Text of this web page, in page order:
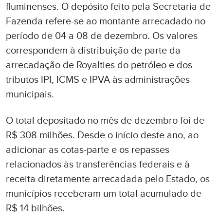
fluminenses. O depósito feito pela Secretaria de
Fazenda refere-se ao montante arrecadado no
período de 04 a 08 de dezembro. Os valores
correspondem à distribuição de parte da
arrecadação de Royalties do petróleo e dos
tributos IPI, ICMS e IPVA às administrações
municipais.
O total depositado no mês de dezembro foi de
R$ 308 milhões. Desde o início deste ano, ao
adicionar as cotas-parte e os repasses
relacionados às transferências federais e à
receita diretamente arrecadada pelo Estado, os
municípios receberam um total acumulado de
R$ 14 bilhões.